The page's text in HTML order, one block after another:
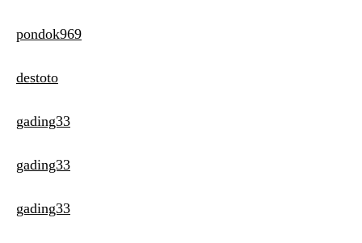
pondok969
destoto
gading33
gading33
gading33